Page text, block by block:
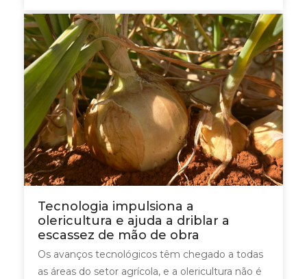
Tecnologia impulsiona a
olericultura e ajuda a driblar a
escassez de mão de obra
Os avanços tecnológicos têm chegado a todas
as áreas do setor agrícola, e a olericultura não é